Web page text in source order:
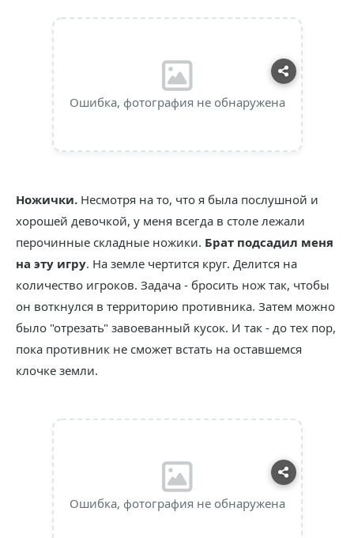
Ошибка, фотография не обнаружена
Ножички. Несмотря на то, что я была послушной и
хорошей девочкой, у меня всегда в столе лежали
перочинные складные ножики. Брат подсадил меня
на эту игру. На земле чертится круг. Делится на
количество игроков. Задача - бросить нож так, чтобы
он воткнулся в территорию противника. Затем можно
было "отрезать" завоеванный кусок. И так - до тех пор,
пока противник не сможет встать на оставшемся
клочке земли.
Ошибка, фотография не обнаружена